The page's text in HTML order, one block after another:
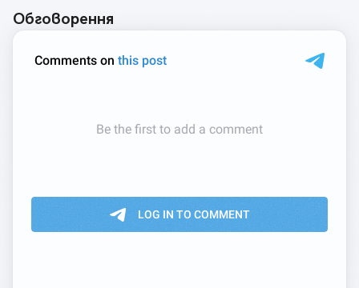
Обговорення